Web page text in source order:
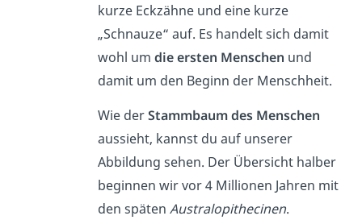
kurze Eckzähne und eine kurze
„Schnauze“ auf. Es handelt sich damit
wohl umdie ersten Menschen und
damit um den Beginn der Menschheit.
Wie derStammbaum des Menschen
aussieht, kannst du auf unserer
Abbildung sehen. Der Übersicht halber
beginnen wir vor 4 Millionen Jahren mit
den spätenAustralopithecinen.